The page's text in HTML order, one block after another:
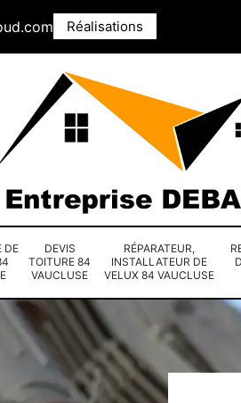
Réalisations
DE
DEVIS
TOITURE 84
VAUCLUSE
RÉPARATEUR,
INSTALLATEUR DE
VELUX 84 VAUCLUSE